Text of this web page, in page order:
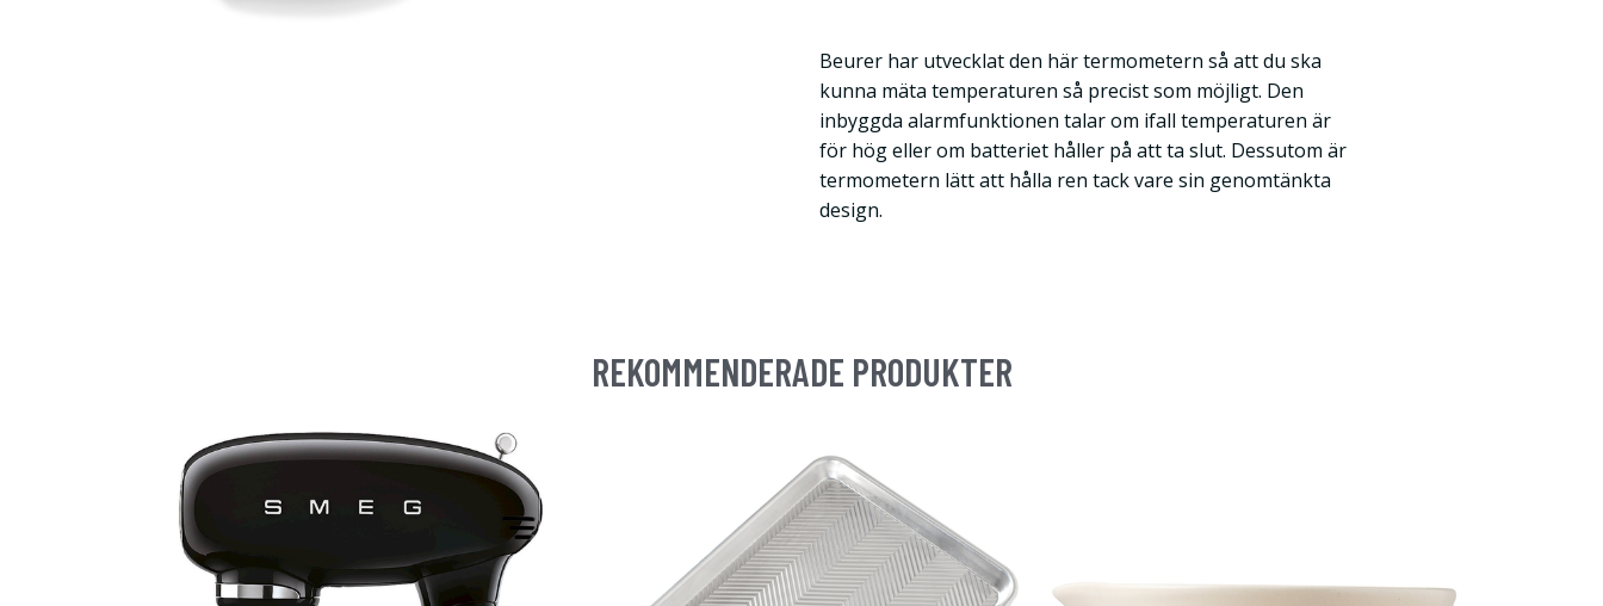
Beurer har utvecklat den här termometern så att du ska
kunna mäta temperaturen så precist som möjligt. Den
inbyggda alarmfunktionen talar om ifall temperaturen är
för hög eller om batteriet håller på att ta slut. Dessutom är
termometern lätt att hålla ren tack vare sin genomtänkta
design.
REKOMMENDERADE PRODUKTER